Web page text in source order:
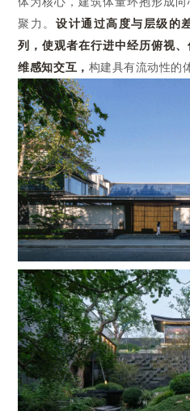
聚力。设计通过高度与层级的
列，使观者在行进中经历俯视
维感知交互 ， 构建具有流动性的